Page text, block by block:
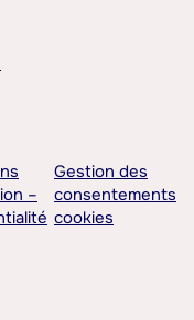
–
Gestion des
consentements
cookies